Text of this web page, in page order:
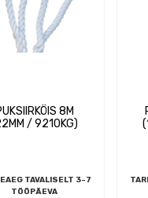
8M
/ 9210KG)
TAVALISELT 3-7
TÖÖPÄEVA